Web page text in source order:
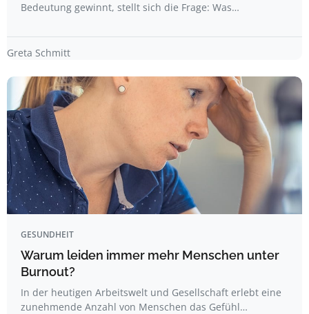
Bedeutung gewinnt, stellt sich die Frage: Was…
Greta Schmitt
GESUNDHEIT
Warum leiden immer mehr Menschen unter
Burnout?
In der heutigen Arbeitswelt und Gesellschaft erlebt eine
zunehmende Anzahl von Menschen das Gefühl…